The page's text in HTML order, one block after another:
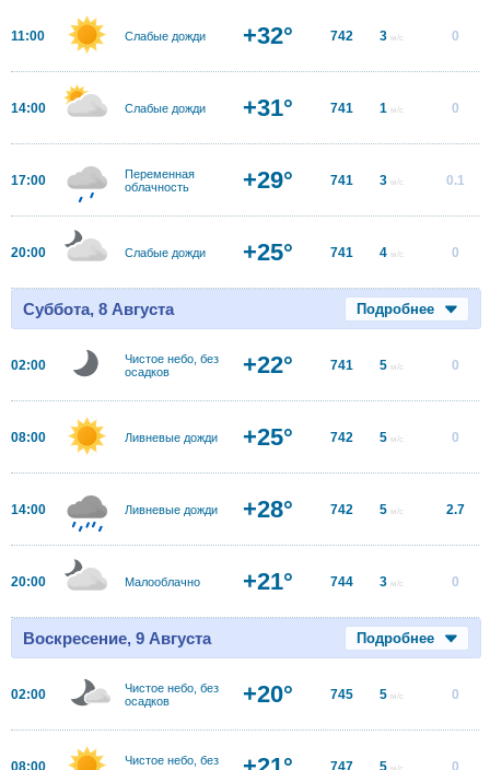
11:00 Слабые дожди +32° 742 3 м/с 0
14:00 Слабые дожди +31° 741 1 м/с 0
17:00
Переменная
облачность
+29° 741 3 м/с 0.1
20:00 Слабые дожди +25° 741 4 м/с 0
Суббота, 8 Августа Подробнее
02:00
Чистое небо, без
осадков
+22° 741 5 м/с 0
08:00 Ливневые дожди +25° 742 5 м/с 0
14:00 Ливневые дожди +28° 742 5 м/с 2.7
20:00 Малооблачно +21° 744 3 м/с 0
Воскресение, 9 Августа Подробнее
02:00
Чистое небо, без
осадков
+20° 745 5 м/с 0
08:00
Чистое небо, без
747 5 м/с 0